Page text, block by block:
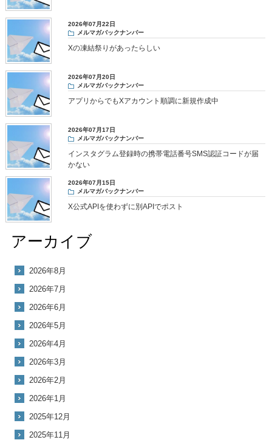
2026年07月22日
メルマガバックナンバー
Xの凍結祭りがあったらしい
2026年07月20日
メルマガバックナンバー
アプリからでもXアカウント順調に新規作成中
2026年07月17日
メルマガバックナンバー
インスタグラム登録時の携帯電話番号SMS認証コードが届
かない
2026年07月15日
メルマガバックナンバー
X公式APIを使わずに別APIでポスト
アーカイブ
2026年8月
2026年7月
2026年6月
2026年5月
2026年4月
2026年3月
2026年2月
2026年1月
2025年12月
2025年11月